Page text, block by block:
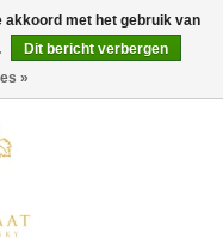
0 Artikelen - €0,00
akkoord met het gebruik van
Dit bericht verbergen
»